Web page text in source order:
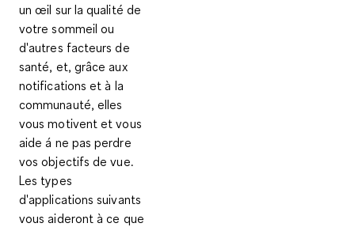
un œil sur la qualité de
votre sommeil ou
d'autres facteurs de
santé, et, grâce aux
notifications et à la
communauté, elles
vous motivent et vous
aide á ne pas perdre
vos objectifs de vue.
Les types
d'applications suivants
vous aideront à ce que